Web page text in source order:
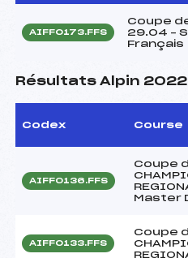
AIFF0173.FFS
Coupe
29.04 –
Français
Résultats Alpin 2022
Codex Course
AIFF0136.FFS
Coupe
Master
AIFF0133.FFS
Coupe